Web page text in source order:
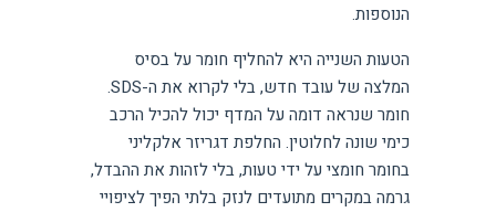
הנוספות.
הטעות השנייה היא להחליף חומר על בסיס
המלצה של עובד חדש, בלי לקרוא את ה-SDS.
חומר שנראה דומה על המדף יכול להכיל הרכב
כימי שונה לחלוטין. החלפת דגריזר אלקליני
בחומר חומצי על ידי טעות, בלי לזהות את ההבדל,
גרמה במקרים מתועדים לנזק בלתי הפיך לציפויי